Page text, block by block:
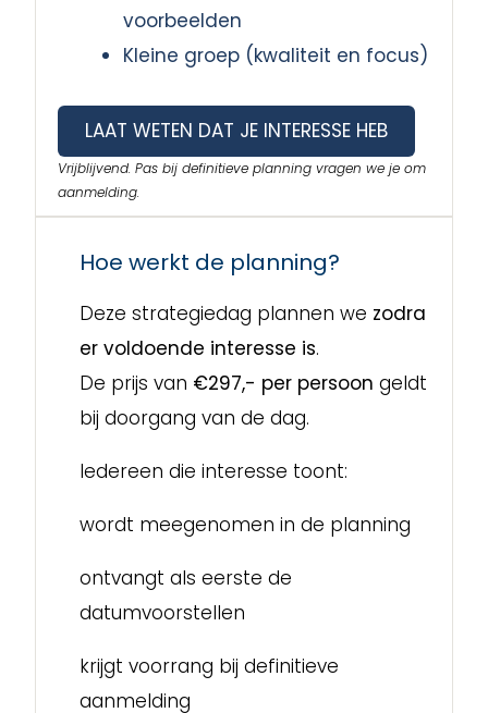
voorbeelden
Kleine groep (kwaliteit en focus)
LAAT WETEN DAT JE INTERESSE HEB
Vrijblijvend. Pas bij definitieve planning vragen we je om
aanmelding.
Hoe werkt de planning?
Deze strategiedag plannen we zodra
er voldoende interesse is.
De prijs van €297,- per persoon geldt
bij doorgang van de dag.
Iedereen die interesse toont:
wordt meegenomen in de planning
ontvangt als eerste de
datumvoorstellen
krijgt voorrang bij definitieve
aanmelding